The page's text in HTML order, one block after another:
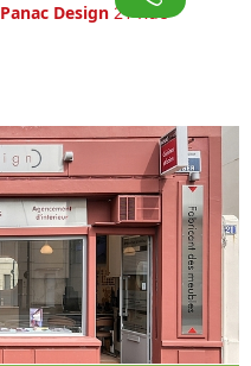
Panac Design 21 Rue